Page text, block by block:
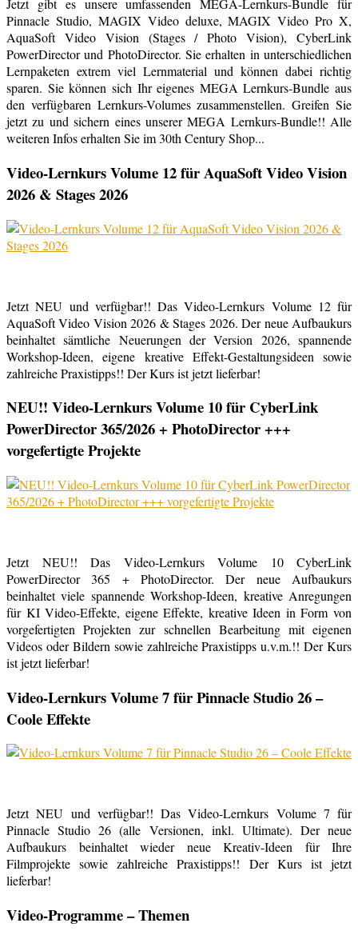
Jetzt gibt es unsere umfassenden MEGA-Lernkurs-Bundle für
Pinnacle Studio, MAGIX Video deluxe, MAGIX Video Pro X,
AquaSoft Video Vision (Stages / Photo Vision), CyberLink
PowerDirector und PhotoDirector. Sie erhalten in unterschiedlichen
Lernpaketen extrem viel Lernmaterial und können dabei richtig
sparen. Sie können sich Ihr eigenes MEGA Lernkurs-Bundle aus
den verfügbaren Lernkurs-Volumes zusammenstellen. Greifen Sie
jetzt zu und sichern eines unserer MEGA Lernkurs-Bundle!! Alle
weiteren Infos erhalten Sie im 30th Century Shop...
Video-Lernkurs Volume 12 für AquaSoft Video Vision
2026 & Stages 2026
Jetzt NEU und verfügbar!! Das Video-Lernkurs Volume 12 für
AquaSoft Video Vision 2026 & Stages 2026. Der neue Aufbaukurs
beinhaltet sämtliche Neuerungen der Version 2026, spannende
Workshop-Ideen, eigene kreative Effekt-Gestaltungsideen sowie
zahlreiche Praxistipps!! Der Kurs ist jetzt lieferbar!
NEU!! Video-Lernkurs Volume 10 für CyberLink
PowerDirector 365/2026 + PhotoDirector +++
vorgefertigte Projekte
Jetzt NEU!! Das Video-Lernkurs Volume 10 CyberLink
PowerDirector 365 + PhotoDirector. Der neue Aufbaukurs
beinhaltet viele spannende Workshop-Ideen, kreative Anregungen
für KI Video-Effekte, eigene Effekte, kreative Ideen in Form von
vorgefertigten Projekten zur schnellen Bearbeitung mit eigenen
Videos oder Bildern sowie zahlreiche Praxistipps u.v.m.!! Der Kurs
ist jetzt lieferbar!
Video-Lernkurs Volume 7 für Pinnacle Studio 26 –
Coole Effekte
Jetzt NEU und verfügbar!! Das Video-Lernkurs Volume 7 für
Pinnacle Studio 26 (alle Versionen, inkl. Ultimate). Der neue
Aufbaukurs beinhaltet wieder neue Kreativ-Ideen für Ihre
Filmprojekte sowie zahlreiche Praxistipps!! Der Kurs ist jetzt
lieferbar!
Video-Programme – Themen